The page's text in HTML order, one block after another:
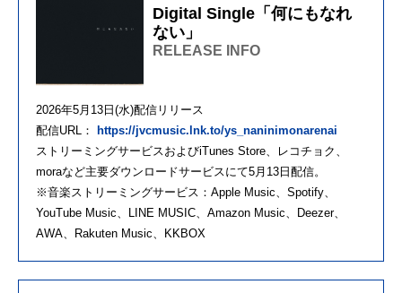
Digital Single「何にもなれ
ない」
RELEASE INFO
2026年5月13日(水)配信リリース
配信URL：
https://jvcmusic.lnk.to/ys_naninimonarenai
ストリーミングサービスおよびiTunes Store、レコチョク、
moraなど主要ダウンロードサービスにて5月13日配信。
※音楽ストリーミングサービス：Apple Music、Spotify、
YouTube Music、LINE MUSIC、Amazon Music、Deezer、
AWA、Rakuten Music、KKBOX